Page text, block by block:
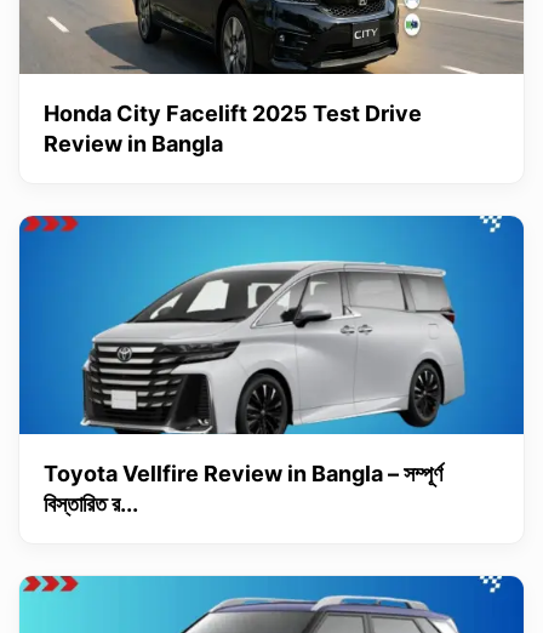
Honda City Facelift 2025 Test Drive
Review in Bangla
Toyota Vellfire Review in Bangla – সম্পূর্ণ
বিস্তারিত র...